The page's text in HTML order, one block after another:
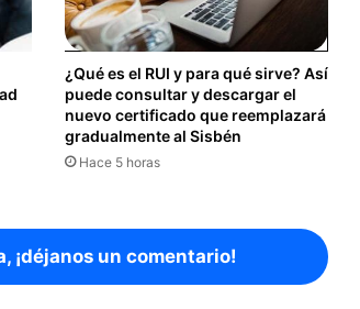
¿Qué es el RUI y para qué sirve? Así
puede consultar y descargar el
nuevo certificado que reemplazará
gradualmente al Sisbén
Hace 5 horas
¡déjanos un comentario!